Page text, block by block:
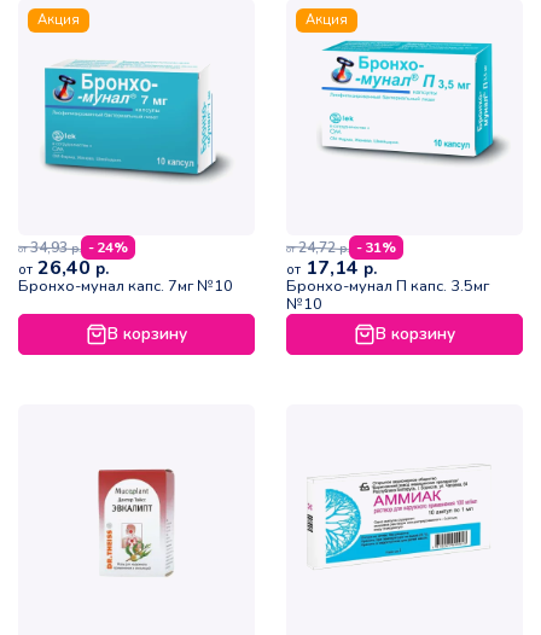
Акция
от 34,93р. - 24%
от 26,40 р.
Бронхо-мунал капс. 7мг №10
В корзину
Акция
от 24,72р. - 31%
от 17,14 р.
Бронхо-мунал П капс. 3.5мг
№10
В корзину